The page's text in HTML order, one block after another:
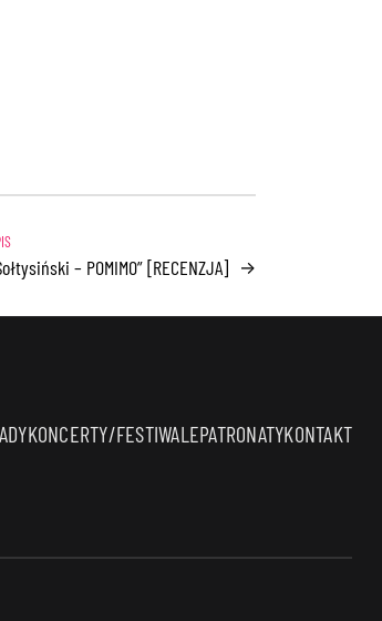
– POMIMO” [RECENZJA] →
KONCERTY/FESTIWALEPATRONATYKONTAKT